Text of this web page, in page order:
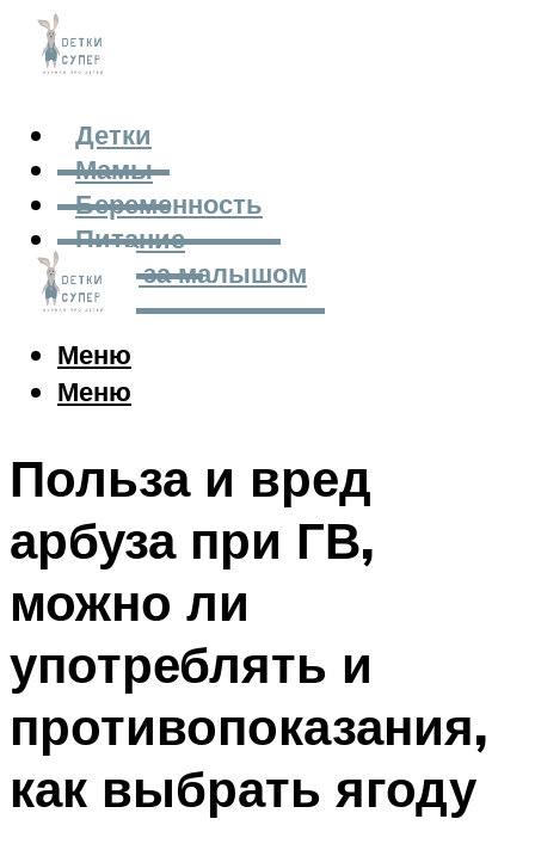
Детки
Мамы
Беременность
Питание
Уход за малышом
Меню
Меню
Польза и вред
арбуза при ГВ,
можно ли
употреблять и
противопоказания,
как выбрать ягоду